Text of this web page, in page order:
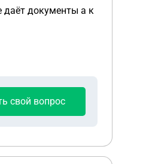
даёт документы а к
свой вопрос